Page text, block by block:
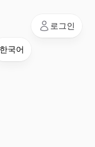
로그인